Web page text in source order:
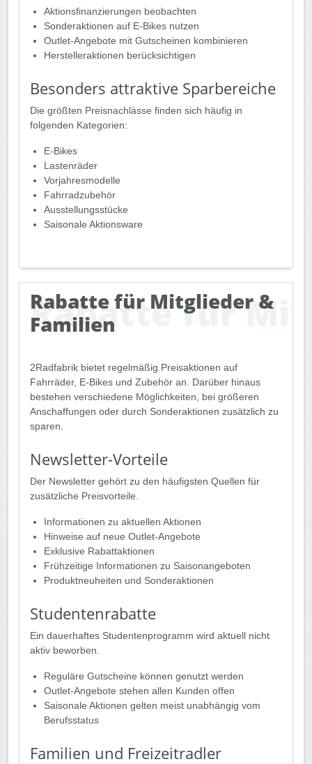
Aktionsfinanzierungen beobachten
Sonderaktionen auf E-Bikes nutzen
Outlet-Angebote mit Gutscheinen kombinieren
Herstelleraktionen berücksichtigen
Besonders attraktive Sparbereiche
Die größten Preisnachlässe finden sich häufig in
folgenden Kategorien:
E-Bikes
Lastenräder
Vorjahresmodelle
Fahrradzubehör
Ausstellungsstücke
Saisonale Aktionsware
Rabatte für Mitglieder &
Familien
2Radfabrik bietet regelmäßig Preisaktionen auf
Fahrräder, E-Bikes und Zubehör an. Darüber hinaus
bestehen verschiedene Möglichkeiten, bei größeren
Anschaffungen oder durch Sonderaktionen zusätzlich zu
sparen.
Newsletter-Vorteile
Der Newsletter gehört zu den häufigsten Quellen für
zusätzliche Preisvorteile.
Informationen zu aktuellen Aktionen
Hinweise auf neue Outlet-Angebote
Exklusive Rabattaktionen
Frühzeitige Informationen zu Saisonangeboten
Produktneuheiten und Sonderaktionen
Studentenrabatte
Ein dauerhaftes Studentenprogramm wird aktuell nicht
aktiv beworben.
Reguläre Gutscheine können genutzt werden
Outlet-Angebote stehen allen Kunden offen
Saisonale Aktionen gelten meist unabhängig vom
Berufsstatus
Familien und Freizeitradler